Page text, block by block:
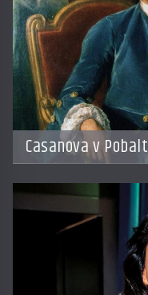
Casanova v
svůdník